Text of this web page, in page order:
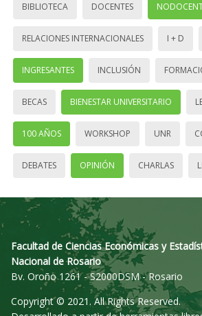
BIBLIOTECA DOCENTES
RELACIONES INTERNACIONALES I + D
INGRESANTES INCLUSIÓN
BECAS BIENESTAR UNIVERSITARIO
100 AÑOS WORKSHOP UNR
DEBATES OPINIÓN CHARLAS
Facultad de Ciencias Económicas y
Nacional de Rosario
Bv. Oroño 1261 - S2000DSM - Rosario
Copyright © 2021. All Rights Reserved.